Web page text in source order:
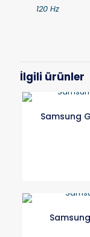
120 Hz
İlgili ürünler
Samsung